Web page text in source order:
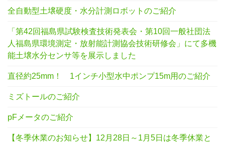
全自動型土壌硬度・水分計測ロボットのご紹介
「第42回福島県試験検査技術発表会・第10回一般社団法
人福島県環境測定・放射能計測協会技術研修会」にて多機
能土壌水分センサ等を展示しました
直径約25mm！ 1インチ小型水中ポンプ15m用のご紹介
ミズトールのご紹介
pFメータのご紹介
【冬季休業のお知らせ】12月28日～1月5日は冬季休業と